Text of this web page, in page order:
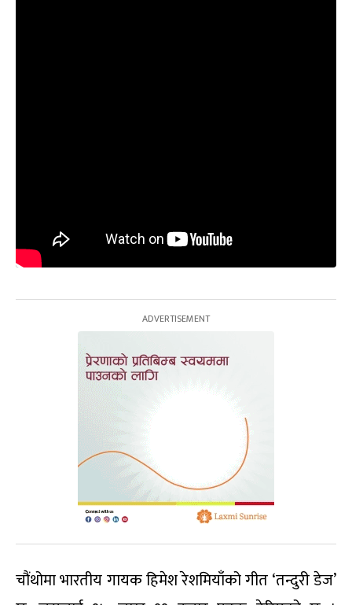
चौंथोमा भारतीय गायक हिमेश रेशमियाँको गीत ‘तन्दुरी डेज’